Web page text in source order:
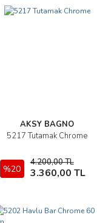
AKSY BAGNO
5217 Tutamak Chrome
%20
4.200,00 TL
3.360,00 TL
İncele
Sepete Ekle